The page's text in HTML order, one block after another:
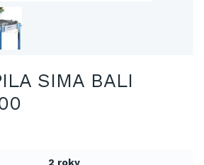
SIMA BALI
2 roky